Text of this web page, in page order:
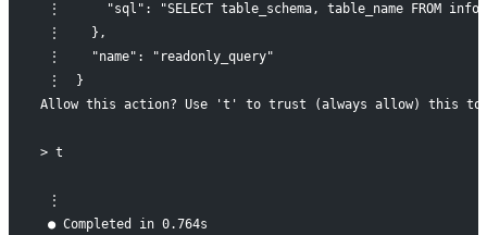
⋮      "sql": "SELECT table_schema, table_name FROM
⋮    },
⋮    "name": "readonly_query"
⋮  }
Allow this action? Use 't' to trust (always allow) this
> t
⋮
● Completed in 0.764s